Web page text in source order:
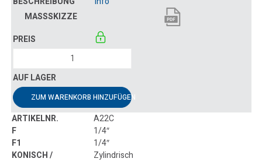
ZUM WARENKORB HINZUFÜGEN
A22C
1/4″
1/4″
Zylindrisch